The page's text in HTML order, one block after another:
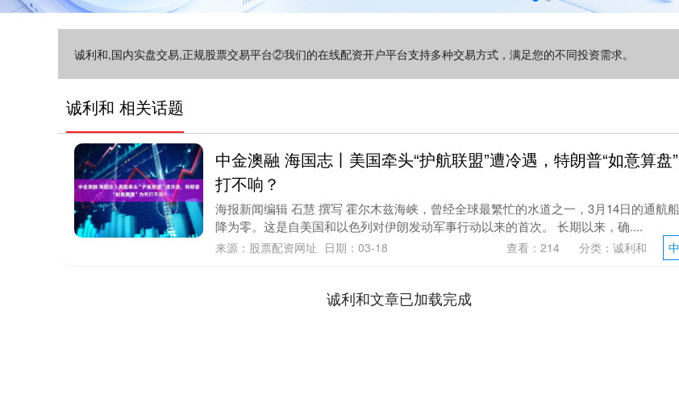
诚利和,国内实盘交易,正规股票交易平台②我们的在线配资开户平台支持多种交易方式，满足您的不同投资需求。
诚利和 相关话题
中金澳融 海国志丨美国牵头“护航联盟”遭冷遇，特朗普“如意算盘
打不响？
海报新闻编辑 石慧 撰写 霍尔木兹海峡，曾经全球最繁忙的水道之一，3月14日的通航
降为零。这是自美国和以色列对伊朗发动军事行动以来的首次。 长期以来，确....
来源：股票配资网址 日期：03-18 查看： 214 分类： 诚利和
诚利和文章已加载完成